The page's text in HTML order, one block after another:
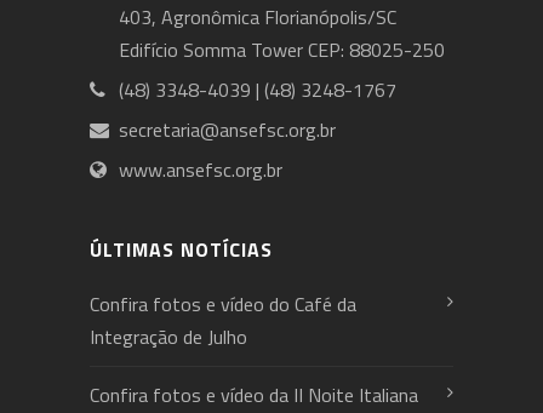
403, Agronômica Florianópolis/SC
Edifício Somma Tower CEP: 88025-250
(48) 3348-4039 | (48) 3248-1767
secretaria@ansefsc.org.br
www.ansefsc.org.br
ÚLTIMAS NOTÍCIAS
Confira fotos e vídeo do Café da
Integração de Julho
Confira fotos e vídeo da II Noite Italiana